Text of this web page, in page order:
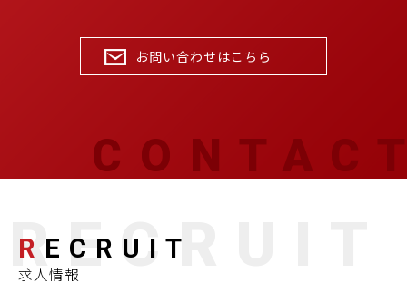
お問い合わせはこちら
R ECRUIT
求人情報